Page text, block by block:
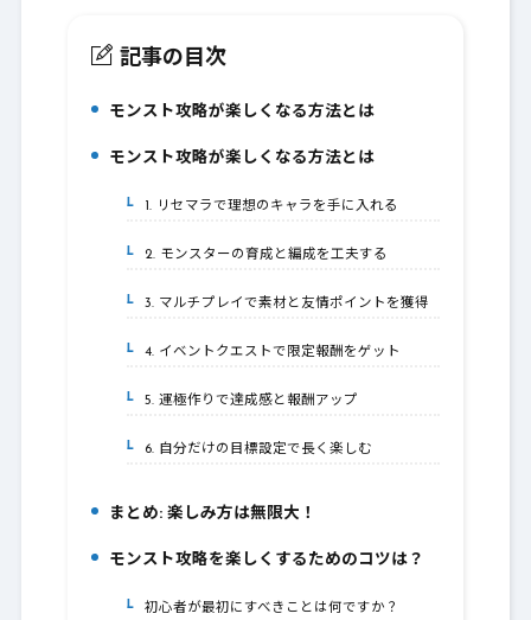
記事の目次
モンスト攻略が楽しくなる方法とは
モンスト攻略が楽しくなる方法とは
2-1. 1. リセマラで理想のキャラを手に入れる
2-2.2. モンスターの育成と編成を工夫する
2-3.3. マルチプレイで素材と友情ポイントを獲得
2-4.4. イベントクエストで限定報酬をゲット
2-5.5. 運極作りで達成感と報酬アップ
2-6.6. 自分だけの目標設定で長く楽しむ
まとめ: 楽しみ方は無限大！
モンスト攻略を楽しくするためのコツは？
4-1.初心者が最初にすべきことは何ですか？